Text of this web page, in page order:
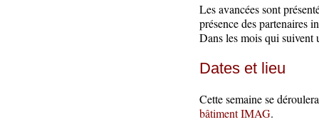
Les avancées sont
présence des partenaires
Dans les mois qui suivent
Dates et lieu
Cette semaine se
bâtiment IMAG.